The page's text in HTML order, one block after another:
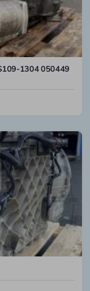
1304 050449